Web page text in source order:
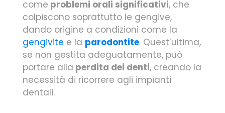
come problemi orali significativi, che
colpiscono soprattutto le gengive,
dando origine a condizioni come la
gengivite e la parodontite. Quest’ultima,
se non gestita adeguatamente, può
portare alla perdita dei denti, creando la
necessità di ricorrere agli impianti
dentali.